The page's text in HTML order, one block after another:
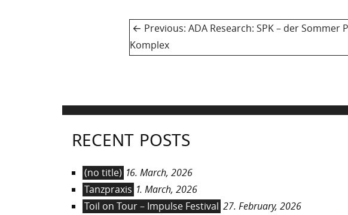
Post
navigation
Previous: Previous
ADA Research: SPK – der Sommer
Komplex
RECENT POSTS
(no title) 16. March, 2026
Tanzpraxis 1. March, 2026
Toil on Tour – Impulse Festival 27. February, 2026